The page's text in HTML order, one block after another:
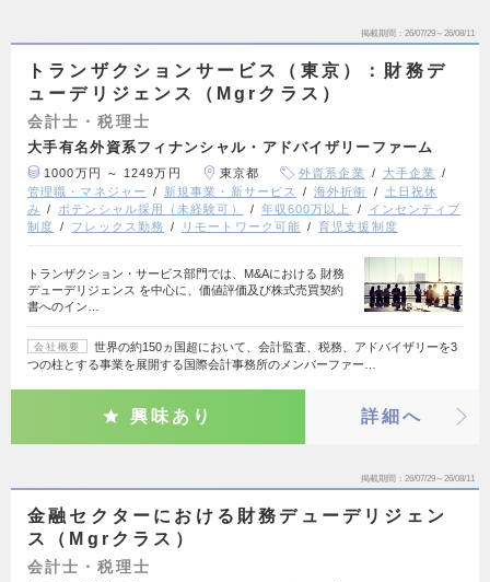
掲載期間 26/07/29～26/08/11
トランザクションサービス（東京）：財務デ
ューデリジェンス（Mgrクラス）
会計士・税理士
大手有名外資系フィナンシャル・アドバイザリーファーム
1000万円 ～ 1249万円 東京都 外資系企業
大手企業
管理職・マネジャー
新規事業・新サービス 海外折衝
土日祝休
み
ポテンシャル採用（未経験可） 年収600万以上
インセンティブ
制度
フレックス勤務 リモートワーク可能 育児支援制度
トランザクション・サービス部門では、M&Aにおける 財務
デューデリジェンス を中心に、価値評価及び株式売買契約
書へのイン…
会社概要
世界の約150ヵ国超において、会計監査、税務、アドバイザリーを3
つの柱とする事業を展開する国際会計事務所のメンバーファー…
興味あり 詳細へ
掲載期間 26/07/29～26/08/11
金融セクターにおける財務デューデリジェン
ス（Mgrクラス）
会計士・税理士